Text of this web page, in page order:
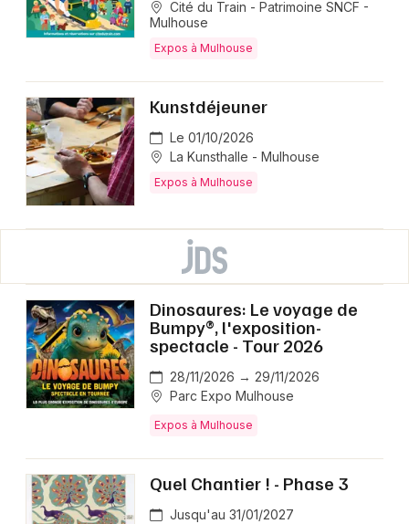
Cité du Train - Patrimoine SNCF -
Mulhouse
Expos à Mulhouse
Kunstdéjeuner
Le 01/10/2026
La Kunsthalle - Mulhouse
Expos à Mulhouse
Dinosaures: Le voyage de
Bumpy®, l'exposition-
spectacle - Tour 2026
28/11/2026 → 29/11/2026
Parc Expo Mulhouse
Expos à Mulhouse
Quel Chantier ! - Phase 3
Jusqu'au 31/01/2027